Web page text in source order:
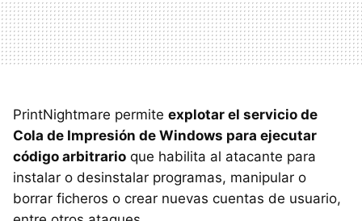
PrintNightmare permite explotar el servicio de
Cola de Impresión de Windows para ejecutar
código arbitrario que habilita al atacante para
instalar o desinstalar programas, manipular o
borrar ficheros o crear nuevas cuentas de usuario,